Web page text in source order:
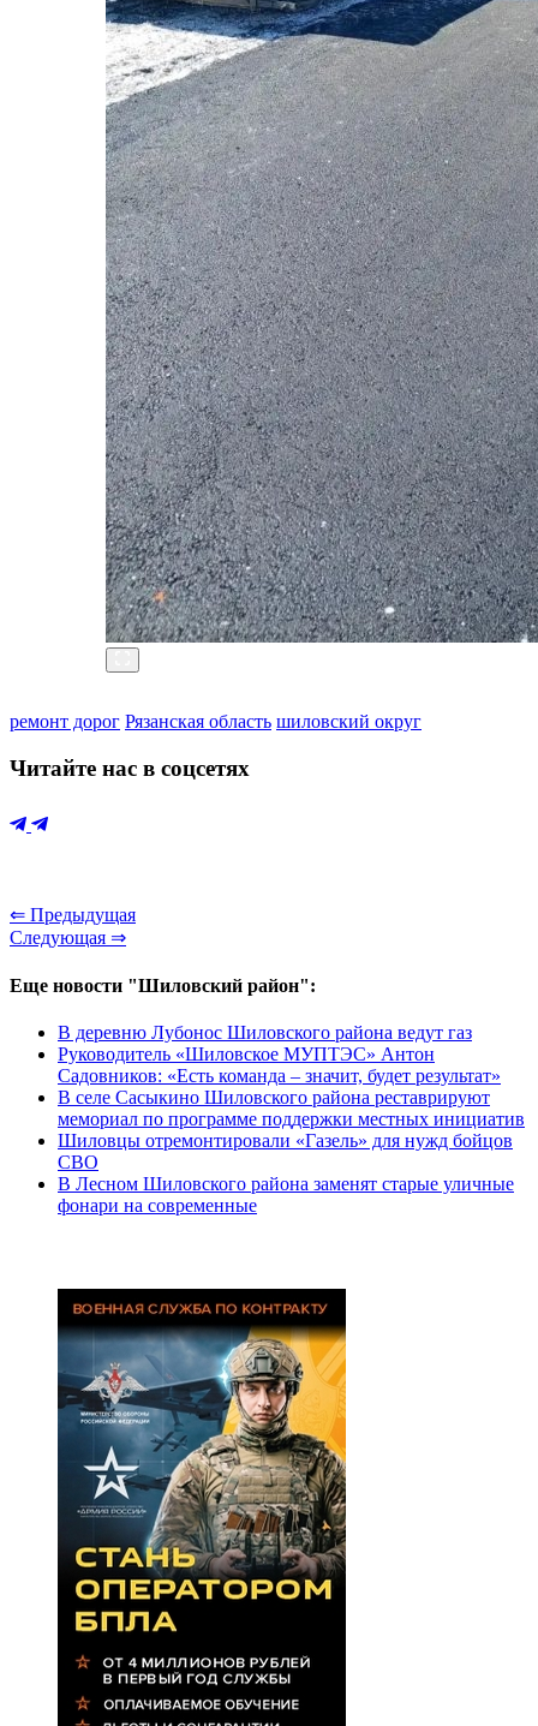
ремонт дорог Рязанская область шиловский округ
Читайте нас в соцсетях
⇐ Предыдущая
Следующая ⇒
Еще новости "Шиловский район":
В деревню Лубонос Шиловского района ведут газ
Руководитель «Шиловское МУПТЭС» Антон
Садовников: «Есть команда – значит, будет результат»
В селе Сасыкино Шиловского района реставрируют
мемориал по программе поддержки местных инициатив
Шиловцы отремонтировали «Газель» для нужд бойцов
СВО
В Лесном Шиловского района заменят старые уличные
фонари на современные